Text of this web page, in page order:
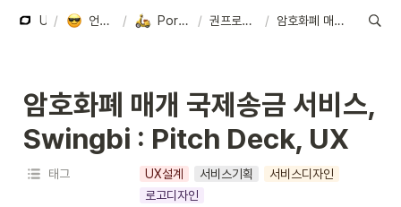
UNBOXERS/ 언박서즈를 시작한 사람들 / Portfolio : 권성민, 미스터 맥가이버. / 권프로의 디자인&기획 Archive / 암호화폐 매개 국제송금 서비스, Swingbi : Pitch Deck, UX
암호화폐 매개 국제송금 서비스,
Swingbi : Pitch Deck, UX
태그 UX설계 서비스기획
서비스디자인
로고디자인